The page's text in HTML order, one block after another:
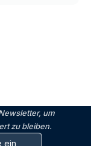
um
zu bleiben.